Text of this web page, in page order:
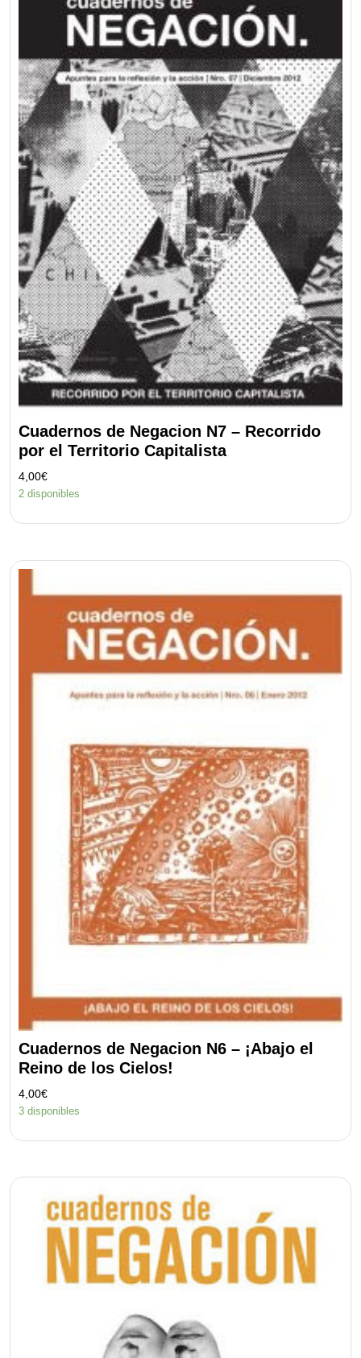
Cuadernos de Negacion N7 – Recorrido
por el Territorio Capitalista
4,00€
2 disponibles
Cuadernos de Negacion N6 – ¡Abajo el
Reino de los Cielos!
4,00€
3 disponibles